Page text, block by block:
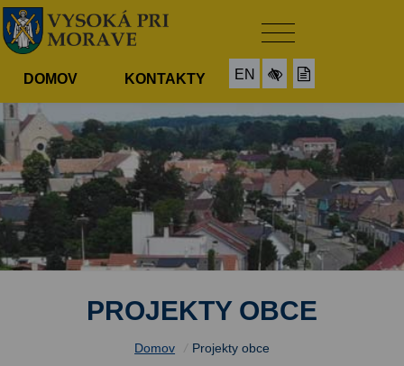
DOMOV KONTAKTY EN
PROJEKTY OBCE
Domov / Projekty obce